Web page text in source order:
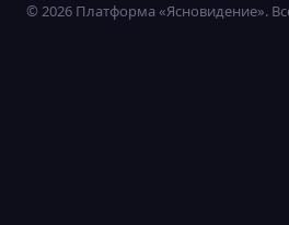
© 2026 Платформа «Ясновидение».